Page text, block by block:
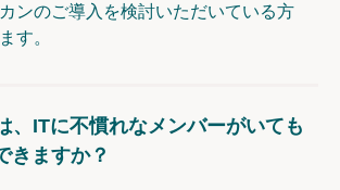
ンのご導入を検討いただいている方
す。
、ITに不慣れなメンバーがいても
きますか？